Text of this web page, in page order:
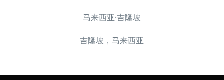
马来西亚·吉隆坡
吉隆坡，马来西亚